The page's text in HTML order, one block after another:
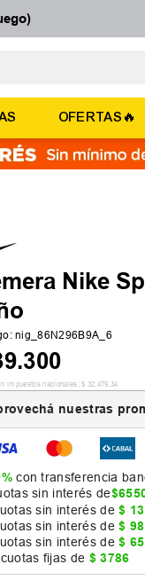
OFERTAS🔥
Nike
:nig_86N296B9A_6
.300
impuestos nacionales: $ 32.479 ,34
nuestras
con transferencia
sin interés de$
sin interés de$ 13
sin interés de$
sin interés de$
cuotas fijas de $ 3786